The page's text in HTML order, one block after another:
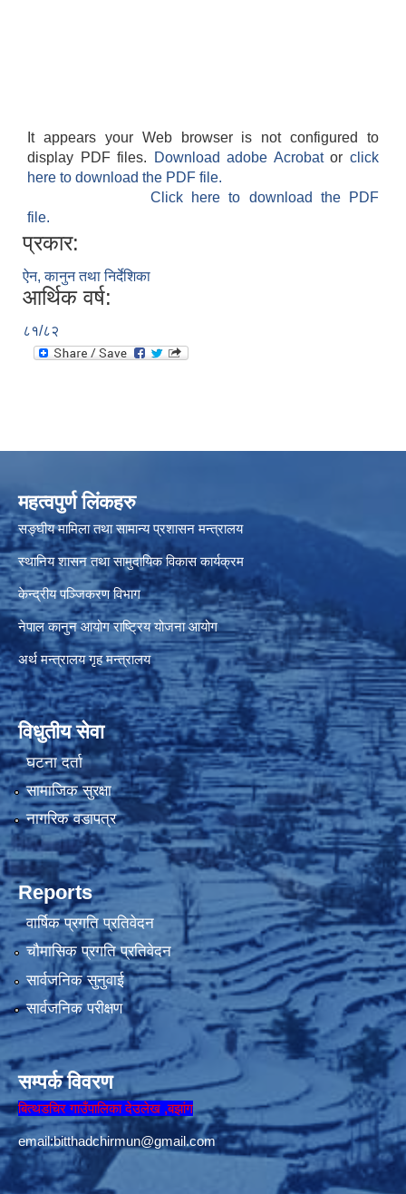
It appears your Web browser is not configured to
display PDF files.
Download adobe Acrobatorclick
here to download the PDF file.
Click here to download the PDF
file.
प्रकार:
ऐन, कानुन तथा निर्देशिका
आर्थिक वर्ष:
८१/८२
महत्वपुर्ण लिंकहरु
सङ्घीय मामिला तथा सामान्य प्रशासन मन्त्रालय
स्थानिय शासन तथा सामुदायिक विकास कार्यक्रम
केन्द्रीय पञ्जिकरण विभाग
नेपाल कानुन आयोग राष्ट्रिय योजना आयोग
अर्थ मन्त्रालय गृह मन्त्रालय
विधुतीय सेवा
घटना दर्ता
सामाजिक सुरक्षा
नागरिक वडापत्र
Reports
वार्षिक प्रगति प्रतिवेदन
चौमासिक प्रगति प्रतिवेदन
सार्वजनिक सुनुवाई
सार्वजनिक परीक्षण
सम्पर्क विवरण
बित्थडचिर गाउँपालिका देउलेख ,बझांग
email:bitthadchirmun@gmail.com